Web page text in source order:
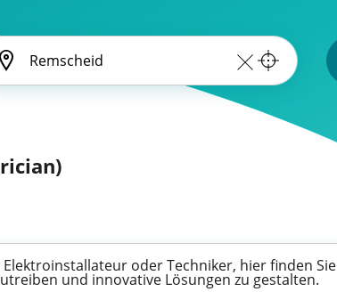
oder Techniker, hier finden
und innovative Lösungen zu gestalten.